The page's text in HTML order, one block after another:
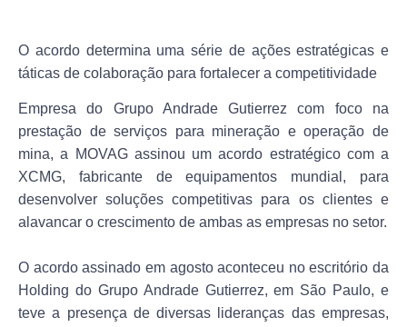
O acordo determina uma série de ações estratégicas e
táticas de colaboração para fortalecer a competitividade
Empresa do Grupo Andrade Gutierrez com foco na
prestação de serviços para mineração e operação de
mina, a MOVAG assinou um acordo estratégico com a
XCMG, fabricante de equipamentos mundial, para
desenvolver soluções competitivas para os clientes e
alavancar o crescimento de ambas as empresas no setor.
O acordo assinado em agosto aconteceu no escritório da
Holding do Grupo Andrade Gutierrez, em São Paulo, e
teve a presença de diversas lideranças das empresas,